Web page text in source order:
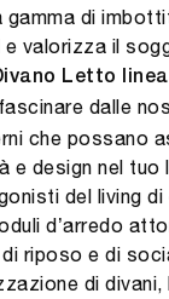
gamma di
e valorizza il
Letto
dalle
che possano
e design nel tuo
del living di
d’arredo
riposo e di
di